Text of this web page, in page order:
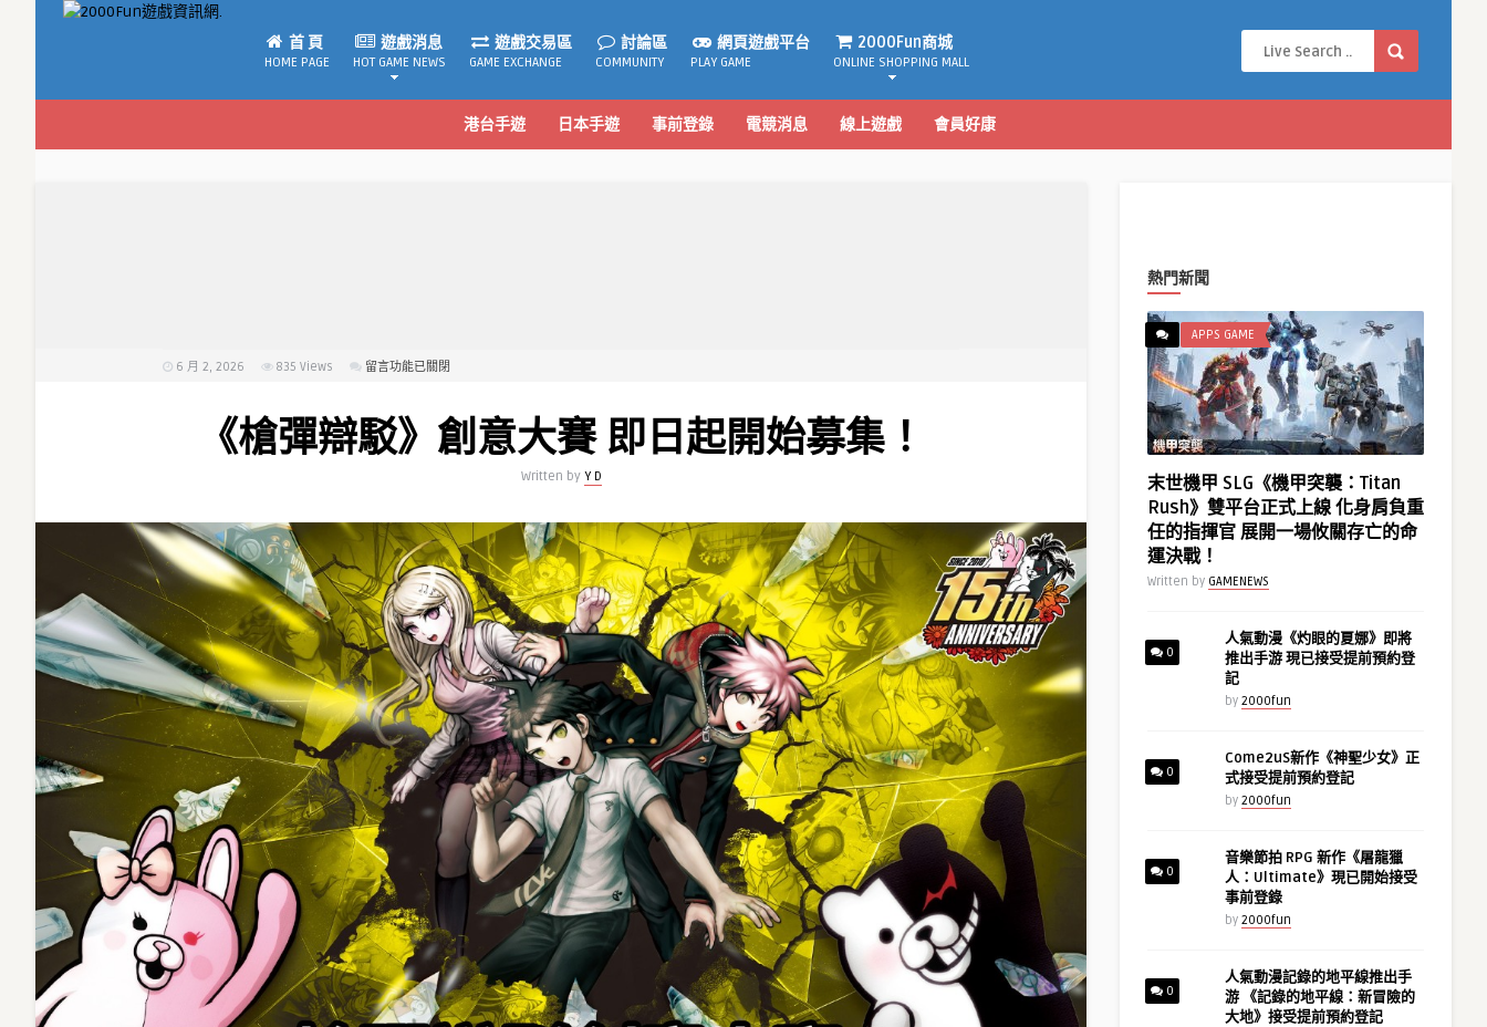
首 頁
HOME PAGE
遊戲消息
HOT GAME NEWS
遊戲交易區
GAME EXCHANGE
討論區
COMMUNITY
網頁遊戲平台
PLAY GAME
2000Fun商城
ONLINE SHOPPING MALL
港台手遊 日本手遊 事前登錄 電競消息 線上遊戲 會員好康
6 月 2, 2026 835 Views
在
彈
辯
大
即
日
起
開
始
募
集！〉
中
留言功能已關閉
《槍彈辯駁》創意大賽 即日起開始募集！
Written by Y D
熱門新聞
APPS GAME
末世機甲 SLG《機甲突襲：Titan
Rush》雙平台正式上線 化身肩負重
任的指揮官 展開一場攸關存亡的命
運決戰！
Written by GAMENEWS
0
人氣動漫《灼眼的夏娜》即將
推出手游 現已接受提前預約登
記
by 2000fun
0
Come2uS新作《神聖少女》正
式接受提前預約登記
by 2000fun
0
音樂節拍 RPG 新作《屠龍獵
人：Ultimate》現已開始接受
事前登錄
by 2000fun
0
人氣動漫記錄的地平線推出手
游 《記錄的地平線：新冒險的
大地》接受提前預約登記